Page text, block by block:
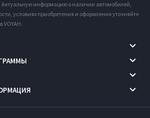
информацию о наличии автомобилей,
условиях приобретения и оформления уточняйте
VOYAH.